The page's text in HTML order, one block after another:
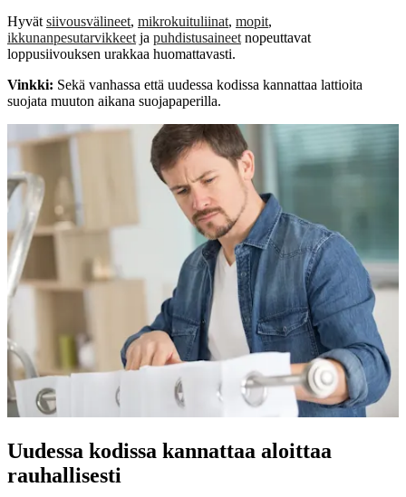
Hyvät siivousvälineet, mikrokuituliinat, mopit,
ikkunanpesutarvikkeet ja puhdistusaineet nopeuttavat
loppusiivouksen urakkaa huomattavasti.
Vinkki: Sekä vanhassa että uudessa kodissa kannattaa lattioita
suojata muuton aikana suojapaperilla.
Uudessa kodissa kannattaa aloittaa
rauhallisesti